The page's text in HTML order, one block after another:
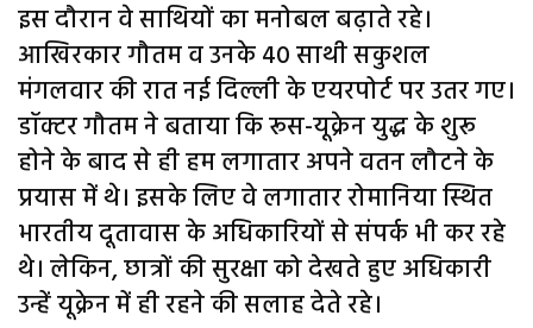
इस दौरान वे साथियों का मनोबल बढ़ाते रहे।
आखिरकार गौतम व उनके 40 साथी सकुशल
मंगलवार की रात नई दिल्ली के एयरपोर्ट पर उतर गए।
डॉक्टर गौतम ने बताया कि रूस-यूक्रेन युद्ध के शुरू
होने के बाद से ही हम लगातार अपने वतन लौटने के
प्रयास में थे। इसके लिए वे लगातार रोमानिया स्थित
भारतीय दूतावास के अधिकारियों से संपर्क भी कर रहे
थे। लेकिन, छात्रों की सुरक्षा को देखते हुए अधिकारी
उन्हें यूक्रेन में ही रहने की सलाह देते रहे।